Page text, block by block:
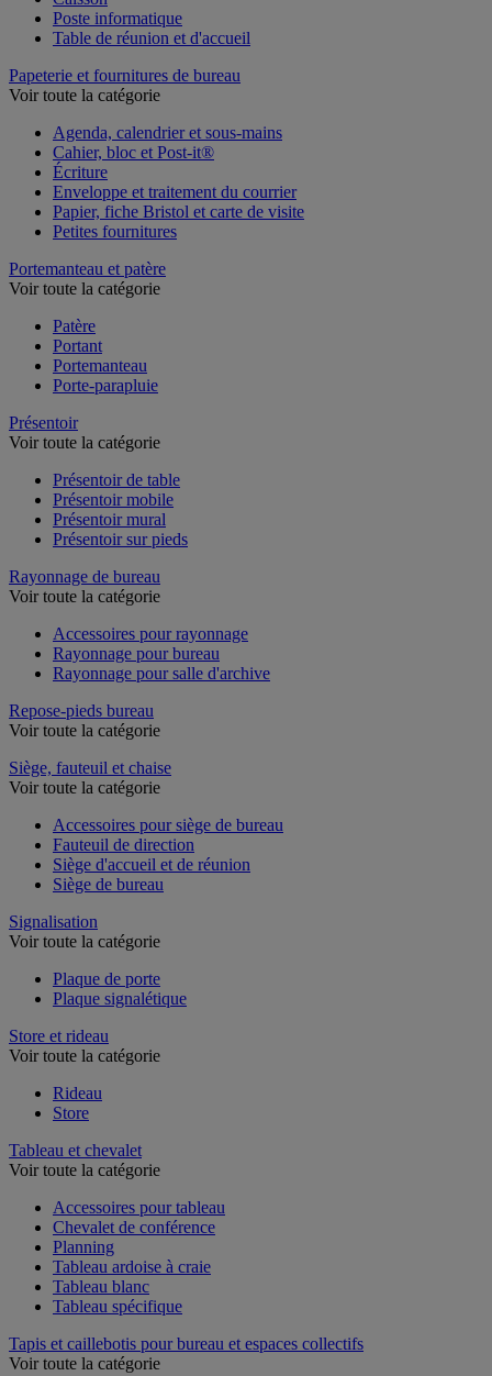
Poste informatique
Table de réunion et d'accueil
Papeterie et fournitures de bureau
Voir toute la catégorie
Agenda, calendrier et sous-mains
Cahier, bloc et Post-it®
Écriture
Enveloppe et traitement du courrier
Papier, fiche Bristol et carte de visite
Petites fournitures
Portemanteau et patère
Voir toute la catégorie
Patère
Portant
Portemanteau
Porte-parapluie
Présentoir
Voir toute la catégorie
Présentoir de table
Présentoir mobile
Présentoir mural
Présentoir sur pieds
Rayonnage de bureau
Voir toute la catégorie
Accessoires pour rayonnage
Rayonnage pour bureau
Rayonnage pour salle d'archive
Repose-pieds bureau
Voir toute la catégorie
Siège, fauteuil et chaise
Voir toute la catégorie
Accessoires pour siège de bureau
Fauteuil de direction
Siège d'accueil et de réunion
Siège de bureau
Signalisation
Voir toute la catégorie
Plaque de porte
Plaque signalétique
Store et rideau
Voir toute la catégorie
Rideau
Store
Tableau et chevalet
Voir toute la catégorie
Accessoires pour tableau
Chevalet de conférence
Planning
Tableau ardoise à craie
Tableau blanc
Tableau spécifique
Tapis et caillebotis pour bureau et espaces collectifs
Voir toute la catégorie